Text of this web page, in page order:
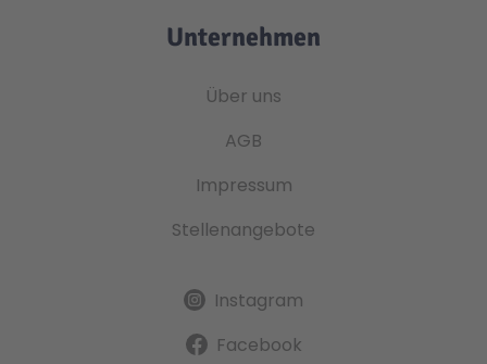
Unternehmen
Über uns
AGB
Impressum
Stellenangebote
Instagram
Facebook